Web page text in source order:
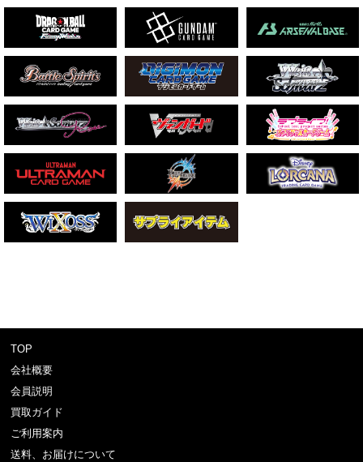
TOP
会社概要
会員説明
買取ガイド
ご利用案内
送料、お届けについて